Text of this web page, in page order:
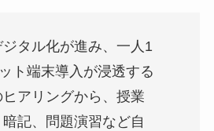
タル化が進み、一人1
ト端末導入が浸透する
アリングから、授業
記、問題演習など自